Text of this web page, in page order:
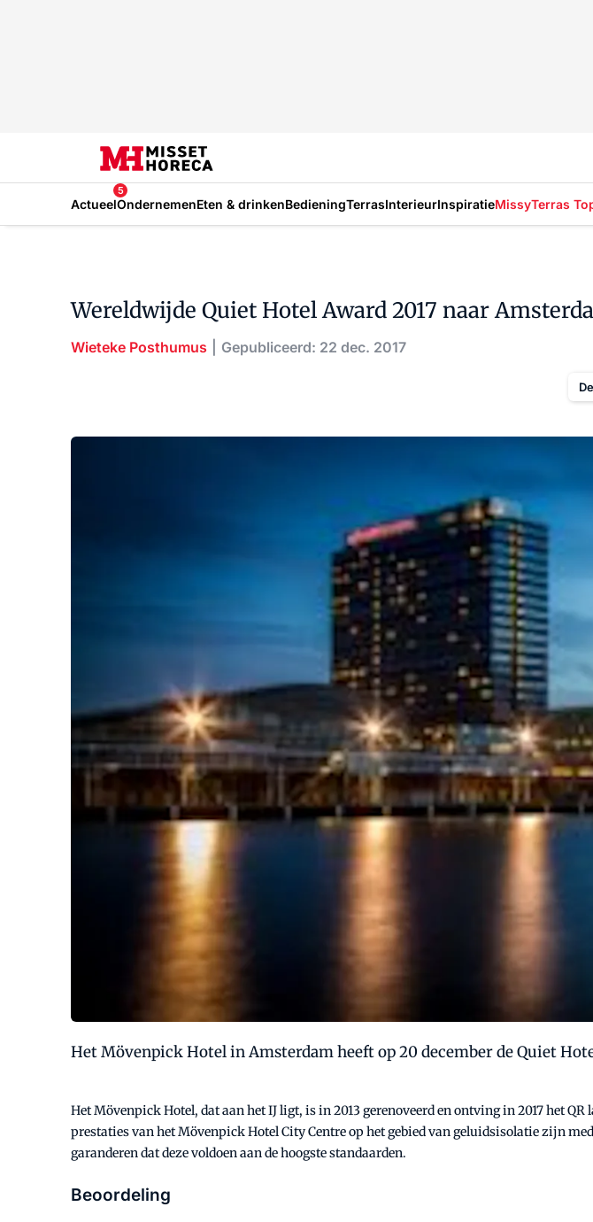
Actueel
5
OndernemenEten & drinkenBedieningTerrasInterieurInspiratieMissyTerras
Wereldwijde Quiet Hotel Award 2017 naar
Wieteke Posthumus Gepubliceerd: 22 dec. 2017
Het Mövenpick Hotel in Amsterdam heeft op 20 december de Quiet
Het Mövenpick Hotel, dat aan het IJ ligt, is in 2013 gerenoveerd en ontving in 2017 het
prestaties van het Mövenpick Hotel City Centre op het gebied van geluidsisolatie zijn
garanderen dat deze voldoen aan de hoogste standaarden.
Beoordeling